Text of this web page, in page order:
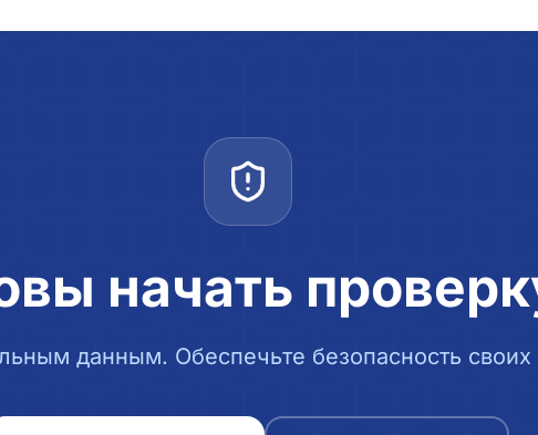
начать
данным. Обеспечьте безопасность своих